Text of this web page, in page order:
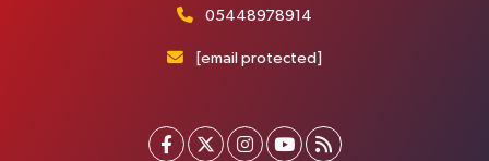
05448978914
[email protected]